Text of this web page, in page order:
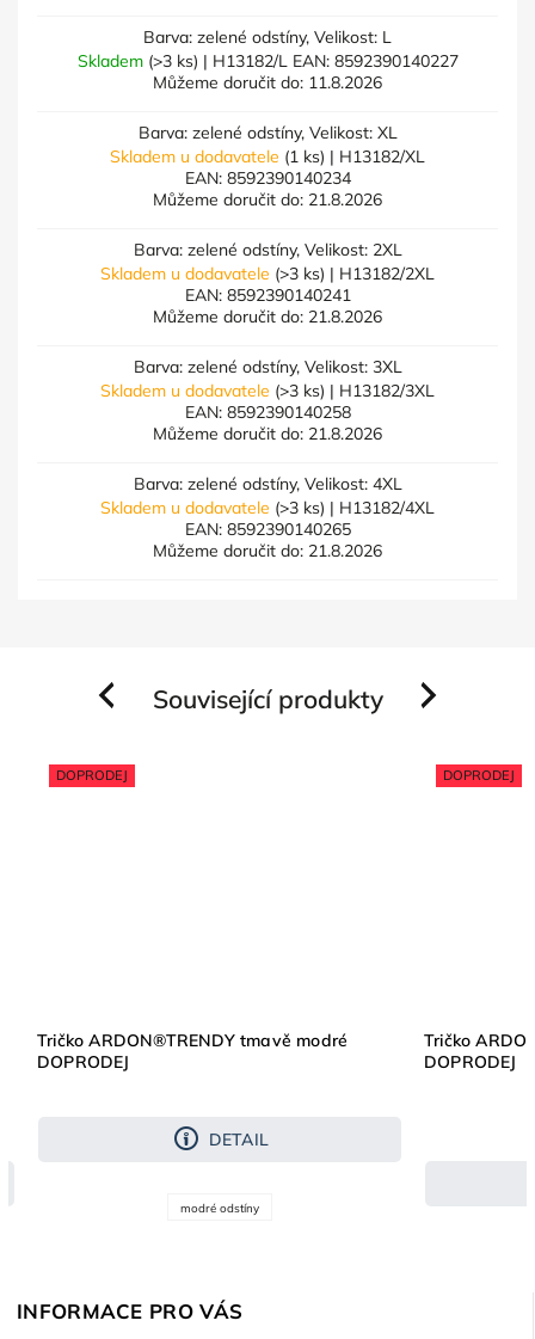
Barva: zelené odstíny, Velikost: L
Skladem (>3 ks) | H13182/L EAN: 8592390140227
Můžeme doručit do: 11.8.2026
Barva: zelené odstíny, Velikost: XL
Skladem u dodavatele (1 ks) | H13182/XL
EAN: 8592390140234
Můžeme doručit do: 21.8.2026
Barva: zelené odstíny, Velikost: 2XL
Skladem u dodavatele (>3 ks) | H13182/2XL
EAN: 8592390140241
Můžeme doručit do: 21.8.2026
Barva: zelené odstíny, Velikost: 3XL
Skladem u dodavatele (>3 ks) | H13182/3XL
EAN: 8592390140258
Můžeme doručit do: 21.8.2026
Barva: zelené odstíny, Velikost: 4XL
Skladem u dodavatele (>3 ks) | H13182/4XL
EAN: 8592390140265
Můžeme doručit do: 21.8.2026
Související produkty
Previous
DOPRODEJ
Tričko ARDON®TRENDY tmavě modré
DOPRODEJ
DETAIL
modré odstíny
DOPRODEJ
Tričko
DOPRODEJ
Next
INFORMACE PRO VÁS